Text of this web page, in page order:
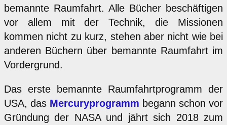
bemannte Raumfahrt. Alle Bücher beschäftigen
vor allem mit der Technik, die Missionen
kommen nicht zu kurz, stehen aber nicht wie bei
anderen Büchern über bemannte Raumfahrt im
Vordergrund.
Das erste bemannte Raumfahrtprogramm der
USA, das Mercuryprogramm begann schon vor
Gründung der NASA und jährt sich 2018 zum